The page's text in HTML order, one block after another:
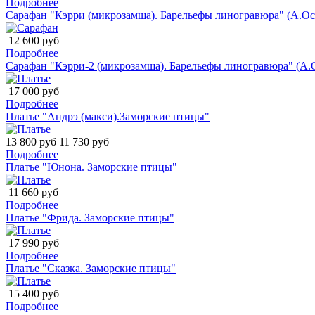
Сарафан "Кэрри (микрозамша). Барельефы линогравюра"
12 600 руб
Подробнее
Сарафан "Кэрри-2 (микрозамша). Барельефы линогравюра"
17 000 руб
Подробнее
Платье "Андрэ (макси).Заморские птицы"
13 800 руб 11 730 руб
Подробнее
Платье "Юнона. Заморские птицы"
11 660 руб
Подробнее
Платье "Фрида. Заморские птицы"
17 990 руб
Подробнее
Платье "Сказка. Заморские птицы"
15 400 руб
Подробнее